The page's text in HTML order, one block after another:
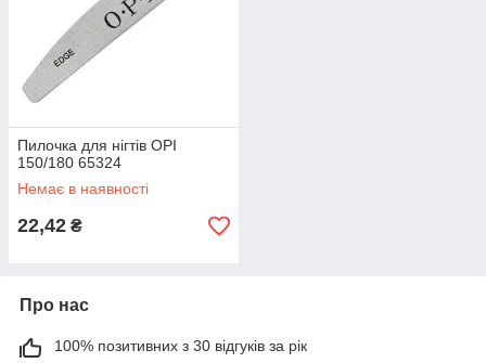
Пилочка для нігтів OPI
150/180 65324
Немає в наявності
22,42 ₴
Про нас
100% позитивних з 30 відгуків за рік